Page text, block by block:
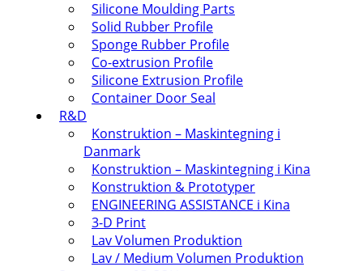
Silicone Moulding Parts
Solid Rubber Profile
Sponge Rubber Profile
Co-extrusion Profile
Silicone Extrusion Profile
Container Door Seal
R&D
Konstruktion – Maskintegning i
Danmark
Konstruktion – Maskintegning i Kina
Konstruktion & Prototyper
ENGINEERING ASSISTANCE i Kina
3-D Print
Lav Volumen Produktion
Lav / Medium Volumen Produktion